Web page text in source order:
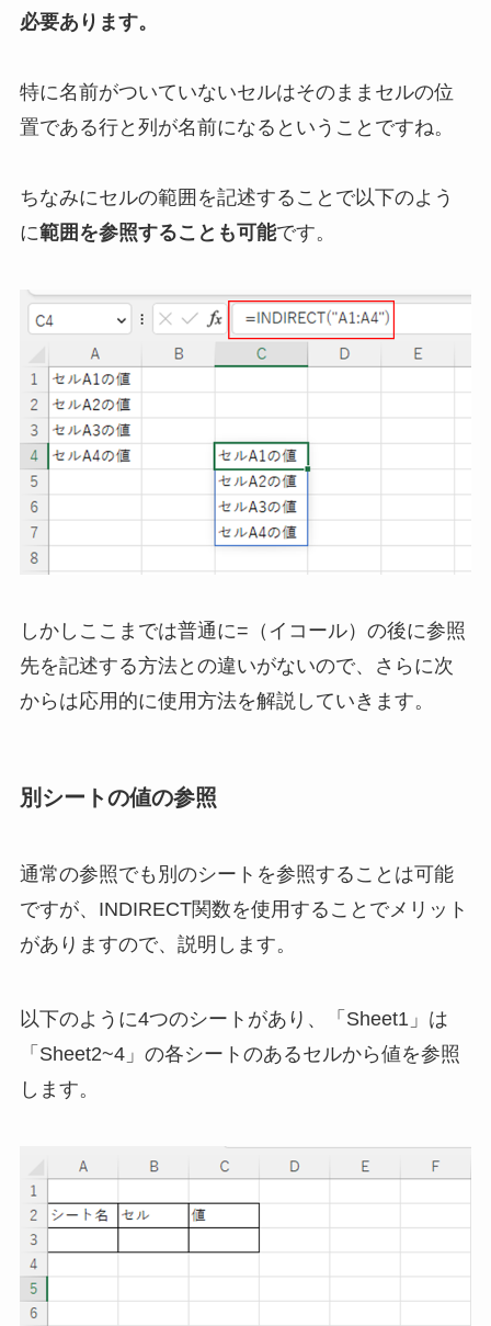
必要あります。
特に名前がついていないセルはそのままセルの位
置である行と列が名前になるということですね。
ちなみにセルの範囲を記述することで以下のよう
に範囲を参照することも可能です。
しかしここまでは普通に=（イコール）の後に参照
先を記述する方法との違いがないので、さらに次
からは応用的に使用方法を解説していきます。
別シートの値の参照
通常の参照でも別のシートを参照することは可能
ですが、INDIRECT関数を使用することでメリット
がありますので、説明します。
以下のように4つのシートがあり、「Sheet1」は
「Sheet2~4」の各シートのあるセルから値を参照
します。